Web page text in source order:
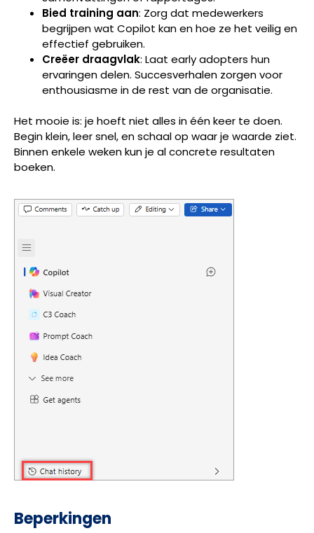
Bied training aan: Zorg dat medewerkers
begrijpen wat Copilot kan en hoe ze het veilig en
effectief gebruiken.
Creëer draagvlak: Laat early adopters hun
ervaringen delen. Succesverhalen zorgen voor
enthousiasme in de rest van de organisatie.
Het mooie is: je hoeft niet alles in één keer te doen.
Begin klein, leer snel, en schaal op waar je waarde ziet.
Binnen enkele weken kun je al concrete resultaten
boeken.
Beperkingen